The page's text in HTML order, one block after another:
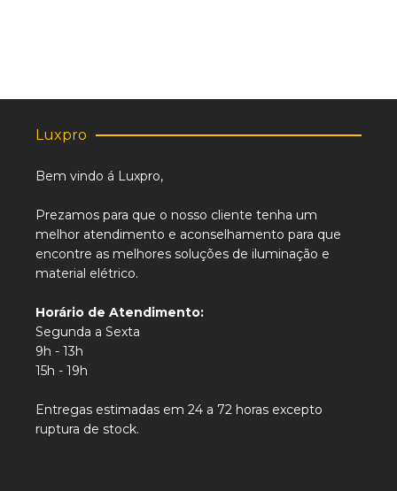
Luxpro
Bem vindo á Luxpro,
Prezamos para que o nosso cliente tenha um
melhor atendimento e aconselhamento para que
encontre as melhores soluções de iluminação e
material elétrico.
Horário de Atendimento:
Segunda a Sexta
9h - 13h
15h - 19h
Entregas estimadas em 24 a 72 horas excepto
ruptura de stock.